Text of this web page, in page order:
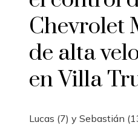
Chevrolet
de alta
en Villa
Lucas (7) y Sebastián